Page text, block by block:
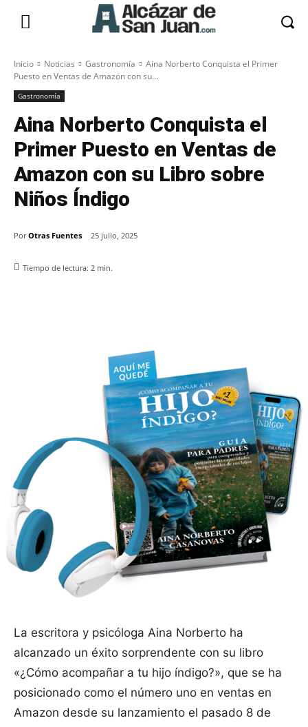
Inicio Noticias Gastronomía
Aina Norberto Conquista el Primer
Puesto en Ventas de Amazon con su...
Gastronomía
Aina Norberto Conquista el
Primer Puesto en Ventas de
Amazon con su Libro sobre
Niños Índigo
Por Otras Fuentes 25 julio, 2025
Tiempo de lectura: 2 min.
La escritora y psicóloga Aina Norberto ha
alcanzado un éxito sorprendente con su libro
«¿Cómo acompañar a tu hijo índigo?», que se ha
posicionado como el número uno en ventas en
Amazon desde su lanzamiento el pasado 8 de